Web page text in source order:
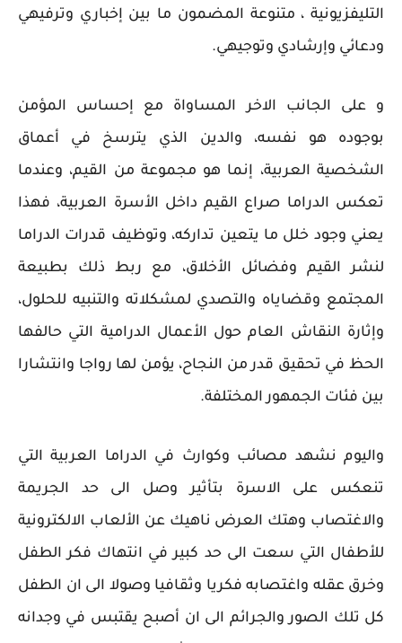
التليفزيونية ، متنوعة المضمون ما بين إخباري وترفيهي
ودعائي وإرشادي وتوجيهي.
و على الجانب الاخر المساواة مع إحساس المؤمن
بوجوده هو نفسه، والدين الذي يترسخ في أعماق
الشخصية العربية، إنما هو مجموعة من القيم، وعندما
تعكس الدراما صراع القيم داخل الأسرة العربية، فهذا
يعني وجود خلل ما يتعين تداركه، وتوظيف قدرات الدراما
لنشر القيم وفضائل الأخلاق، مع ربط ذلك بطبيعة
المجتمع وقضاياه والتصدي لمشكلاته والتنبيه للحلول،
وإثارة النقاش العام حول الأعمال الدرامية التي حالفها
الحظ في تحقيق قدر من النجاح، يؤمن لها رواجا وانتشارا
بين فئات الجمهور المختلفة.
واليوم نشهد مصائب وكوارث في الدراما العربية التي
تنعكس على الاسرة بتأثير وصل الى حد الجريمة
والاغتصاب وهتك العرض ناهيك عن الألعاب الالكترونية
للأطفال التي سعت الى حد كبير في انتهاك فكر الطفل
وخرق عقله واغتصابه فكريا وثقافيا وصولا الى ان الطفل
كل تلك الصور والجرائم الى ان أصبح يقتبس في وجدانه